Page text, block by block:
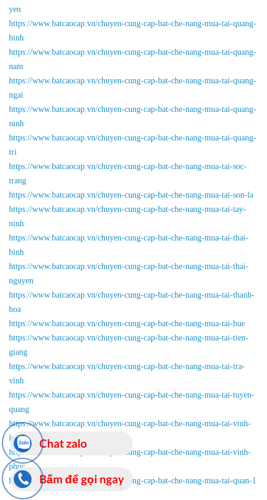
yen
https://www.batcaocap.vn/chuyen-cung-cap-bat-che-nang-mua-tai-quang-
binh
https://www.batcaocap.vn/chuyen-cung-cap-bat-che-nang-mua-tai-quang-
nam
https://www.batcaocap.vn/chuyen-cung-cap-bat-che-nang-mua-tai-quang-
ngai
https://www.batcaocap.vn/chuyen-cung-cap-bat-che-nang-mua-tai-quang-
ninh
https://www.batcaocap.vn/chuyen-cung-cap-bat-che-nang-mua-tai-quang-
tri
https://www.batcaocap.vn/chuyen-cung-cap-bat-che-nang-mua-tai-soc-
trang
https://www.batcaocap.vn/chuyen-cung-cap-bat-che-nang-mua-tai-son-la
https://www.batcaocap.vn/chuyen-cung-cap-bat-che-nang-mua-tai-tay-
ninh
https://www.batcaocap.vn/chuyen-cung-cap-bat-che-nang-mua-tai-thai-
binh
https://www.batcaocap.vn/chuyen-cung-cap-bat-che-nang-mua-tai-thai-
nguyen
https://www.batcaocap.vn/chuyen-cung-cap-bat-che-nang-mua-tai-thanh-
hoa
https://www.batcaocap.vn/chuyen-cung-cap-bat-che-nang-mua-tai-hue
https://www.batcaocap.vn/chuyen-cung-cap-bat-che-nang-mua-tai-tien-
giang
https://www.batcaocap.vn/chuyen-cung-cap-bat-che-nang-mua-tai-tra-
vinh
https://www.batcaocap.vn/chuyen-cung-cap-bat-che-nang-mua-tai-tuyen-
quang
https://www.batcaocap.vn/chuyen-cung-cap-bat-che-nang-mua-tai-vinh-
long
https://www.batcaocap.vn/chuyen-cung-cap-bat-che-nang-mua-tai-vinh-
phuc
https://www.batcaocap.vn/chuyen-cung-cap-bat-che-nang-mua-tai-quan-1
Bấm để gọi ngay
Chat zalo